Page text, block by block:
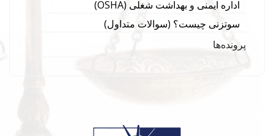
اداره ایمنی و بهداشت شغلی (OSHA)
سوتزنی چیست؟ (سوالات متداول)
پرونده‌ها